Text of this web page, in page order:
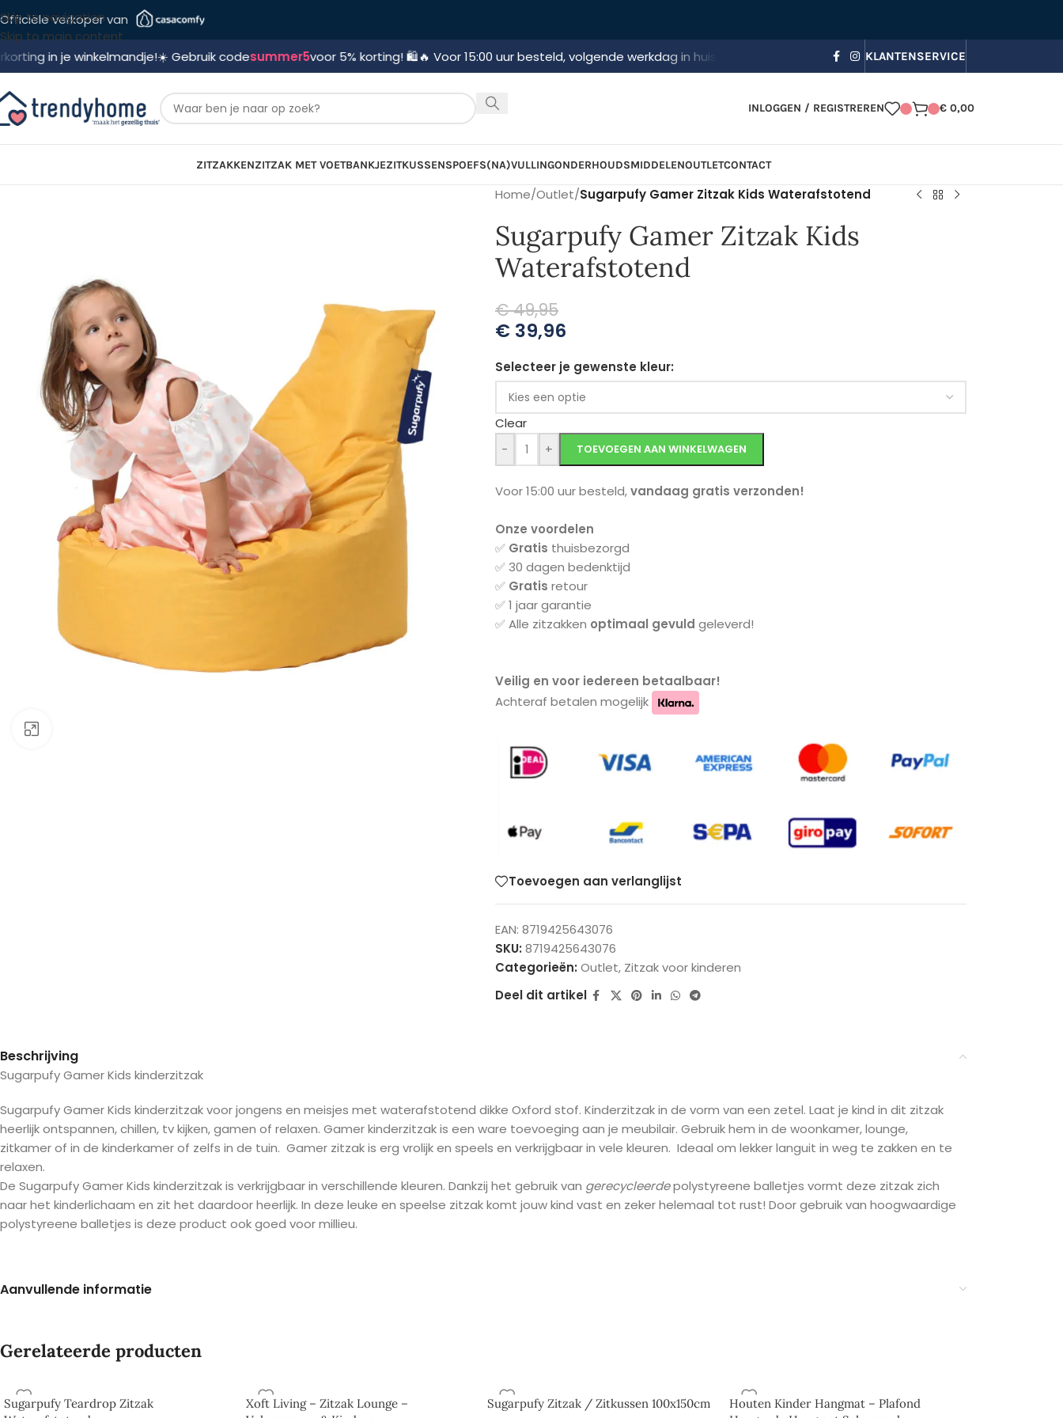
Skip to navigation
Skip to main content
Officiële verkoper van
winkelmandje!☀️ Gebruik codesummer5voor 5% korting! 🛍️🔥 Voor 15:00 uur besteld, volgende werkdag in huis!🚛 Gratis bezorging, Zomerkorting in je winkelmandje!
KLANTENSERVICE
INLOGGEN / REGISTREREN € 0,00
ZITZAKKENZITZAK MET VOETBANKJEZITKUSSENSPOEFS(NA)VULLINGONDERHOUDSMIDDELENOUTLETCONTACT
Home/Outlet/Sugarpufy Gamer Zitzak Kids Waterafstotend
Sugarpufy Gamer Zitzak Kids
Waterafstotend
€49,95
€39,96
Selecteer je gewenste kleur
Clear
-
+ TOEVOEGEN AAN WINKELWAGEN
Voor 15:00 uur besteld,vandaag gratis verzonden!
Onze voordelen
✅ Gratis thuisbezorgd
✅ 30 dagen bedenktijd
✅ Gratis retour
✅ 1 jaar garantie
✅ Alle zitzakken optimaal gevuld geleverd!
Veilig en voor iedereen betaalbaar!
Achteraf betalen mogelijk
Toevoegen aan verlanglijst
EAN: 8719425643076
SKU: 8719425643076
Categorieën: Outlet, Zitzak voor kinderen
Deel dit artikel
Beschrijving
Sugarpufy Gamer Kids kinderzitzak
Sugarpufy Gamer Kids kinderzitzak voor jongens en meisjes met waterafstotend dikke Oxford stof. Kinderzitzak in de vorm van een zetel. Laat je kind in dit zitzak
heerlijk ontspannen, chillen, tv kijken, gamen of relaxen. Gamer kinderzitzak is een ware toevoeging aan je meubilair. Gebruik hem in de woonkamer, lounge,
zitkamer of in de kinderkamer of zelfs in de tuin. Gamer zitzak is erg vrolijk en speels en verkrijgbaar in vele kleuren. Ideaal om lekker languit in weg te zakken en te
relaxen.
De Sugarpufy Gamer Kids kinderzitzak is verkrijgbaar in verschillende kleuren. Dankzij het gebruik van gerecycleerdepolystyreene balletjes vormt deze zitzak zich
naar het kinderlichaam en zit het daardoor heerlijk. In deze leuke en speelse zitzak komt jouw kind vast en zeker helemaal tot rust! Door gebruik van hoogwaardige
polystyreene balletjes is deze product ook goed voor millieu.
Afmetingen:
Hoogte: 70 cm
Zithoogte: 30 cm
Aanvullende informatie
Gerelateerde producten
Sugarpufy Teardrop Zitzak
Xoft Living – Zitzak Lounge –
Sugarpufy Zitzak / Zitkussen 100x150cm
Houten Kinder Hangmat – Plafond